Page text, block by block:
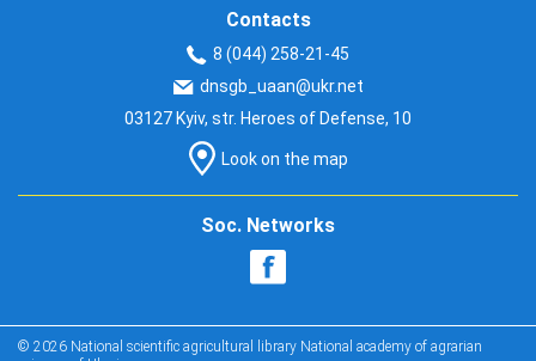
Contacts
8 (044) 258-21-45
dnsgb_uaan@ukr.net
03127 Kyiv, str. Heroes of Defense, 10
Look on the map
Soc. Networks
© 2026 National scientific agricultural library National academy of agrarian